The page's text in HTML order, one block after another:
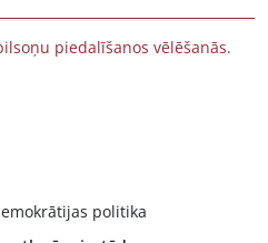
piedalīšanos vēlēšanās.
politika